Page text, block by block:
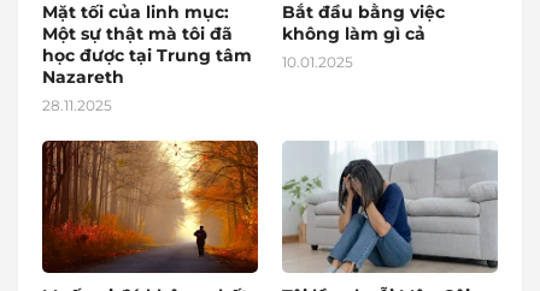
Mặt tối của linh mục:
Một sự thật mà tôi đã
học được tại Trung tâm
Nazareth
28.11.2025
Bắt đầu bằng việc
không làm gì cả
10.01.2025